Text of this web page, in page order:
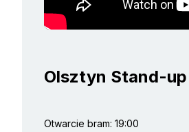
Olsztyn Stand-
Otwarcie bram: 19:00